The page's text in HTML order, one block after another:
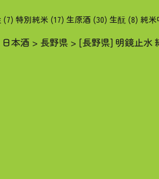
(7) 特別純米 (17) 生原酒 (30) 生酛 (8) 純米
日本酒 > 長野県 > [長野県] 明鏡止